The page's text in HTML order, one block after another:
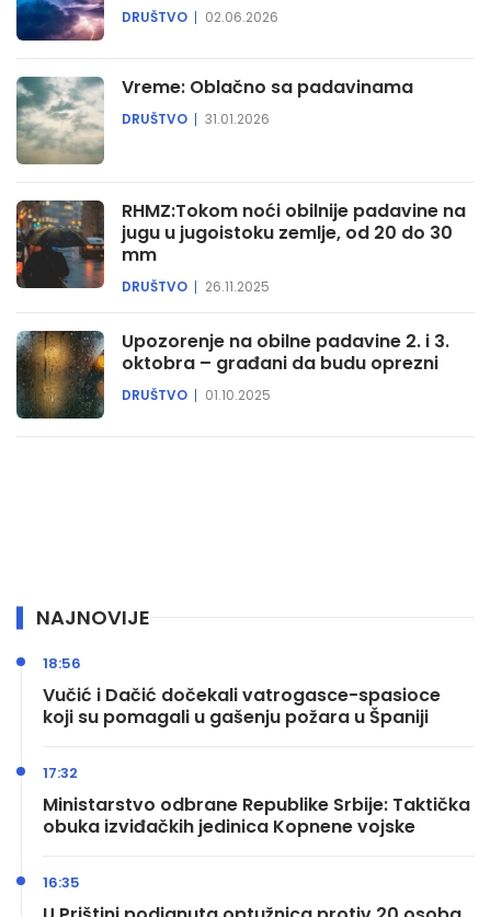
DRUŠTVO 02.06.2026
Vreme: Oblačno sa padavinama
DRUŠTVO 31.01.2026
RHMZ:Tokom noći obilnije padavine na
jugu u jugoistoku zemlje, od 20 do 30
mm
DRUŠTVO 26.11.2025
Upozorenje na obilne padavine 2. i 3.
oktobra – građani da budu oprezni
DRUŠTVO 01.10.2025
NAJNOVIJE
Vučić i Dačić dočekali vatrogasce-spasioce
koji su pomagali u gašenju požara u Španiji
18:56
Ministarstvo odbrane Republike Srbije: Taktička
obuka izviđačkih jedinica Kopnene vojske
17:32
16:35